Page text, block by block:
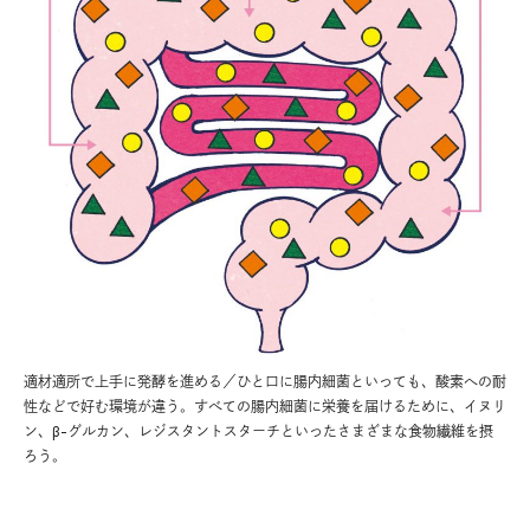
適材適所で上手に発酵を進める／ひと口に腸内細菌といっても、酸素への耐
性などで好む環境が違う。すべての腸内細菌に栄養を届けるために、イヌリ
ン、β-グルカン、レジスタントスターチといったさまざまな食物繊維を摂
ろう。